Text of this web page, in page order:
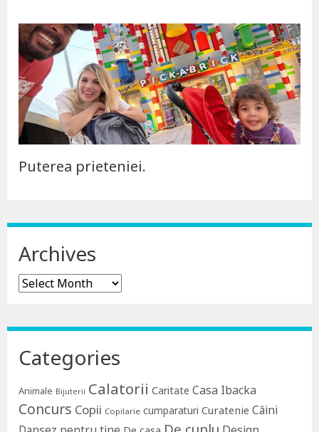
Puterea prieteniei.
Archives
Archives
Categories
Animale Bijuterii Calatorii Caritate Casa Ibacka
Concurs Copii Copilarie cumparaturi Curatenie Câini